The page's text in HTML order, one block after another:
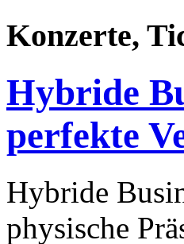
Konzerte,
Hybride
perfekte
Hybride
physische